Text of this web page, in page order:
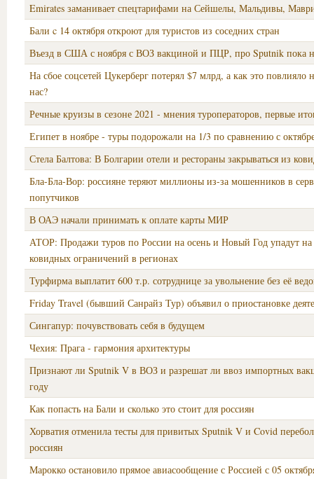
Emirates заманивает спецтарифами на Сейшелы, Мальдивы,
Бали c 14 октября откроют для туристов из соседних стран
Въезд в США с ноября с ВОЗ вакциной и ПЦР, про Sputnik пока
На сбое соцсетей Цукерберг потерял $7 млрд, а как это повлияло
нас?
Речные круизы в сезоне 2021 - мнения туроператоров, первые
Египет в ноябре - туры подорожали на 1/3 по сравнению с
Стела Балтова: В Болгарии отели и рестораны закрываться из
Бла-Бла-Вор: россияне теряют миллионы из-за мошенников в
попутчиков
В ОАЭ начали принимать к оплате карты МИР
АТОР: Продажи туров по России на осень и Новый Год упадут на
ковидных ограничений в регионах
Турфирма выплатит 600 т.р. сотруднице за увольнение без её
Friday Travel (бывший Санрайз Тур) объявил о приостановке
Сингапур: почувствовать себя в будущем
Чехия: Прага - гармония архитектуры
Признают ли Sputnik V в ВОЗ и разрешат ли ввоз импортных
году
Как попасть на Бали и сколько это стоит для россиян
Хорватия отменила тесты для привитых Sputnik V и Covid
россиян
Марокко остановило прямое авиасообщение с Россией с 05